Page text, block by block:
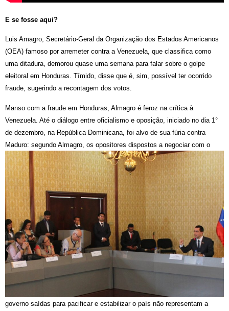
E se fosse aqui?
Luis Amagro, Secretário-Geral da Organização dos Estados Americanos
(OEA) famoso por arremeter contra a Venezuela, que classifica como
uma ditadura, demorou quase uma semana para falar sobre o golpe
eleitoral em Honduras. Tímido, disse que é, sim, possível ter ocorrido
fraude, sugerindo a recontagem dos votos.
Manso com a fraude em Honduras, Almagro é feroz na crítica à
Venezuela. Até o diálogo entre oficialismo e oposição, iniciado no dia 1°
de dezembro, na República Dominicana, foi alvo de sua fúria contra
Maduro: segundo Almagro, os opositores dispostos a negociar com o
governo saídas para pacificar e estabilizar o país não representam a